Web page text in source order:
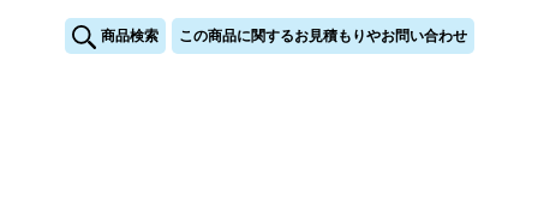
商品検索 この商品に関するお見積もりやお問い合わせ